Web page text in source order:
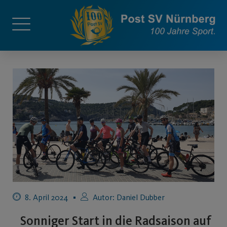
8. April 2024 Autor: Daniel Dubber
Sonniger Start in die Radsaison auf